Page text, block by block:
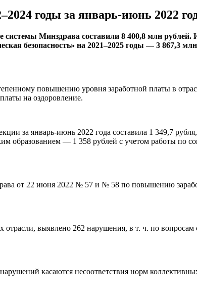
годы за январь-июнь 2022
системы Минздрава составили 8 400,8 млн
безопасность» на 2021–2025 годы — 3 867,3
повышению уровня заработной платы в
на оздоровление.
за январь-июнь 2022 года составила 1 349,7
образованием — 1 358 рублей с учетом работы по
от 22 июня 2022 № 57 и № 58 по повышению
выявлено 262 нарушения, в т. ч. по
касаются несоответствия норм